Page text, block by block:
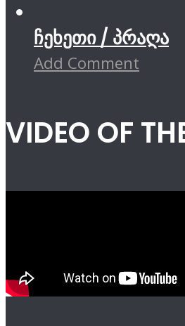
ჩეხეთი / პრაღა
Add Comment
VIDEO OF